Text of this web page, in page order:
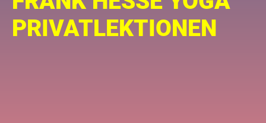
PRIVATLEKTIONEN